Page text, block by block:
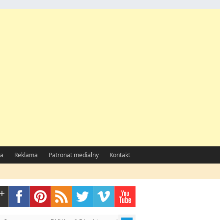
Reklama Patronat medialny Kontakt